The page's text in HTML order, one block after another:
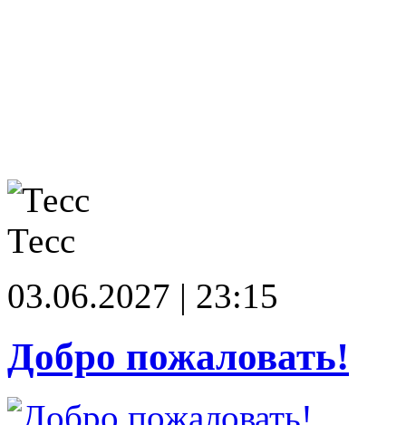
Тесс
03.06.2027 | 23:15
Добро пожаловать!